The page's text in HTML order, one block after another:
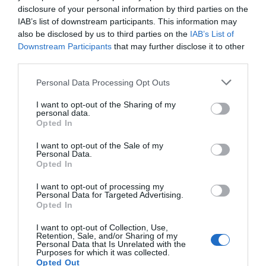
disclosure of your personal information by third parties on the
IAB’s list of downstream participants. This information may
also be disclosed by us to third parties on the IAB’s List of
Downstream Participants that may further disclose it to other
Personal Data Processing Opt Outs
I want to opt-out of the Sharing of my
personal data.
Opted In
I want to opt-out of the Sale of my
Personal Data.
Opted In
I want to opt-out of processing my
Personal Data for Targeted Advertising.
Opted In
I want to opt-out of Collection, Use,
Retention, Sale, and/or Sharing of my
Personal Data that Is Unrelated with the
Purposes for which it was collected.
Opted Out
Fundado en 1973 por Billie Jean King,
el circuito
WTA cuenta con 70 torneos disputados
año. CVC espera revisar este calendario para extraer
más potencial de los eventos. Ello, en un momento en
que el circuito femenino y el masculino, la ATP, están
más negocio y fortalecer el ecosistema del tenis.
apuesta por el deporte, la misma que le ha llevado a
ser accionista de la Fórmula 1 en el pasado. En la
también está en el capital delSeis Naciones de Rugby
el Premiership de Rugby y el negocio comercial de la
Federación Internacional de Voleibol.
Añadir2Playbookcomo fuente preferida de Google
de forma gratuita